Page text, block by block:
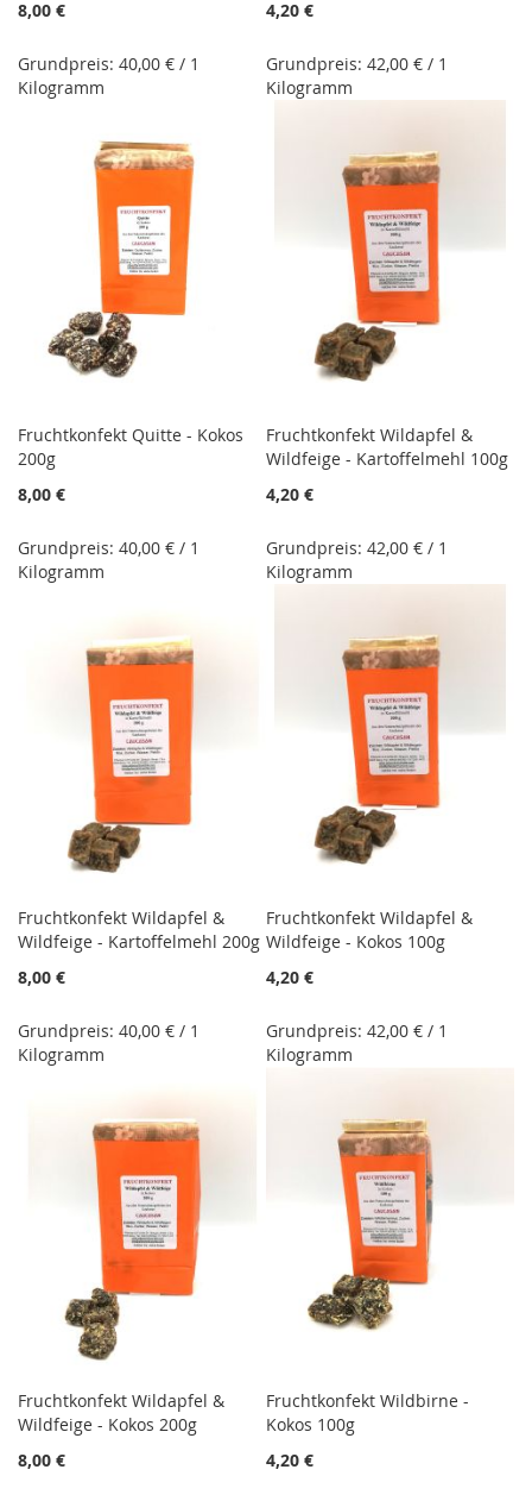
8,00 €
Grundpreis: 40,00 € / 1
Kilogramm
4,20 €
Grundpreis: 42,00 € / 1
Kilogramm
Fruchtkonfekt Quitte - Kokos
200g
8,00 €
Grundpreis: 40,00 € / 1
Kilogramm
Fruchtkonfekt Wildapfel &
Wildfeige - Kartoffelmehl 100g
4,20 €
Grundpreis: 42,00 € / 1
Kilogramm
Fruchtkonfekt Wildapfel &
Wildfeige - Kartoffelmehl 200g
8,00 €
Grundpreis: 40,00 € / 1
Kilogramm
Fruchtkonfekt Wildapfel &
Wildfeige - Kokos 100g
4,20 €
Grundpreis: 42,00 € / 1
Kilogramm
Fruchtkonfekt Wildapfel &
Wildfeige - Kokos 200g
8,00 €
Fruchtkonfekt Wildbirne -
Kokos 100g
4,20 €